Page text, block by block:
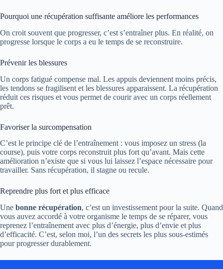
Pourquoi une récupération suffisante améliore les performances
On croit souvent que progresser, c’est s’entraîner plus. En réalité, on
progresse lorsque le corps a eu le temps de se reconstruire.
Prévenir les blessures
Un corps fatigué compense mal. Les appuis deviennent moins précis,
les tendons se fragilisent et les blessures apparaissent. La récupération
réduit ces risques et vous permet de courir avec un corps réellement
prêt.
Favoriser la surcompensation
C’est le principe clé de l’entraînement : vous imposez un stress (la
course), puis votre corps reconstruit plus fort qu’avant. Mais cette
amélioration n’existe que si vous lui laissez l’espace nécessaire pour
travailler. Sans récupération, il stagne ou recule.
Reprendre plus fort et plus efficace
Une bonne récupération, c’est un investissement pour la suite. Quand
vous auvez accordé à votre organisme le temps de se réparer, vous
reprenez l’entraînement avec plus d’énergie, plus d’envie et plus
d’efficacité. C’est, selon moi, l’un des secrets les plus sous-estimés
pour progresser durablement.